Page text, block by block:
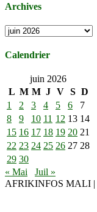
Archives
Archives
Calendrier
juin 2026
L M M J V S D
1
2 3 4 5 6
7
8
9 10 11 12 13 14
15 16 17 18 19 20 21
22 23 24 25 26 27 28
29 30
« Mai
Juil »
AFRIKINFOS MALI